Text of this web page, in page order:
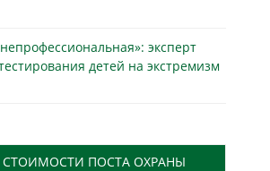
эксперт
детей на экстремизм
СТОИМОСТИ ПОСТА ОХРАНЫ